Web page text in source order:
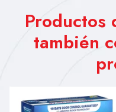
Productos
también